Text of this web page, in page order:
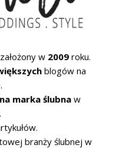
w 2009 roku.
blogów na
marka ślubnaw
branży ślubnej w